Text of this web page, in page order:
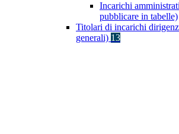
Incarichi
pubblicare in tabelle)
Titolari di incarichi
generali) 13